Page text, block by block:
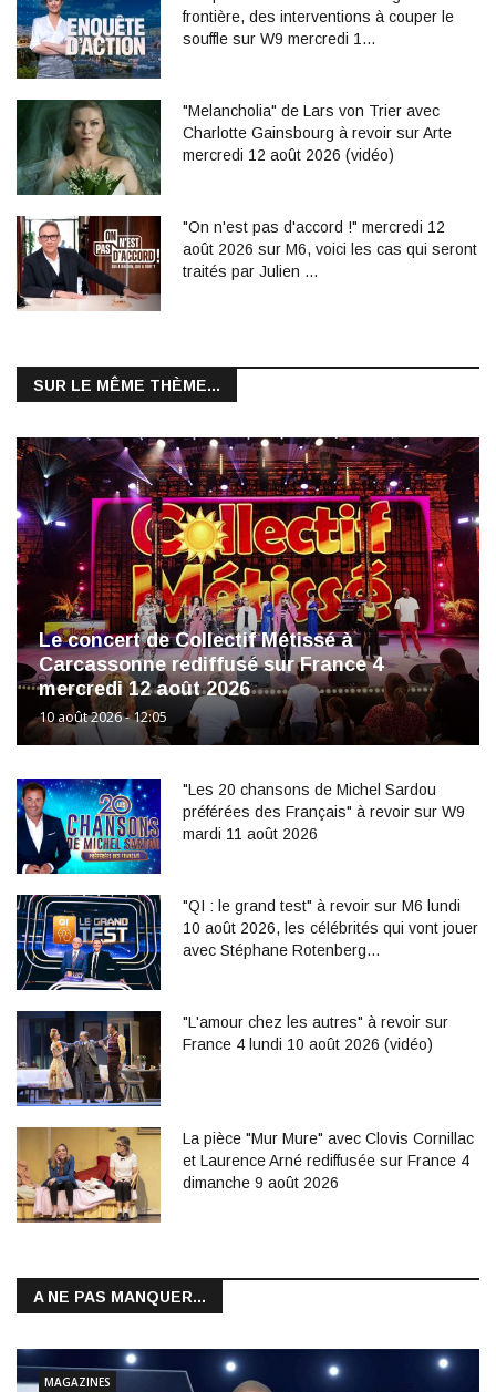
frontière, des interventions à couper le
souffle sur W9 mercredi 1…
"Melancholia" de Lars von Trier avec
Charlotte Gainsbourg à revoir sur Arte
mercredi 12 août 2026 (vidéo)
"On n'est pas d'accord !" mercredi 12
août 2026 sur M6, voici les cas qui seront
traités par Julien …
SUR LE MÊME THÈME...
Le concert de Collectif Métissé à
Carcassonne rediffusé sur France 4
mercredi 12 août 2026
10 août 2026 - 12:05
"Les 20 chansons de Michel Sardou
préférées des Français" à revoir sur W9
mardi 11 août 2026
"QI : le grand test" à revoir sur M6 lundi
10 août 2026, les célébrités qui vont jouer
avec Stéphane Rotenberg…
"L'amour chez les autres" à revoir sur
France 4 lundi 10 août 2026 (vidéo)
La pièce "Mur Mure" avec Clovis Cornillac
et Laurence Arné rediffusée sur France 4
dimanche 9 août 2026
A NE PAS MANQUER...
MAGAZINES